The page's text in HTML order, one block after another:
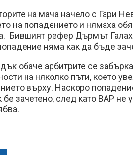
на мача начело с Гари
на попадението и нямаха
Бившият рефер Дърмът
няма как да бъде
обаче арбитрите се
на няколко пъти, което
върху. Наскоро
бе зачетено, след като ВАР